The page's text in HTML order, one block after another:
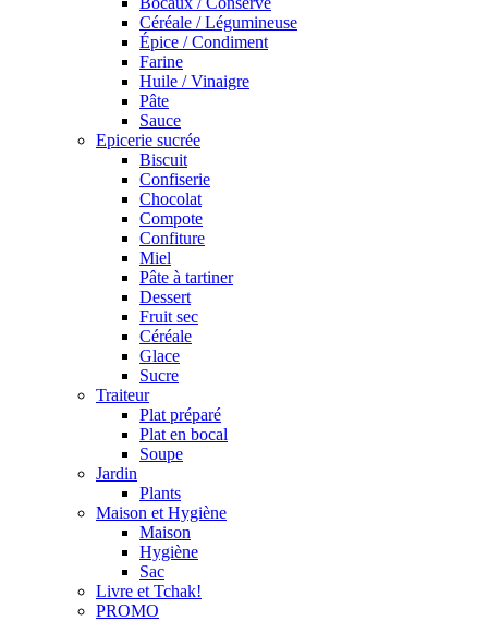
Céréale / Légumineuse
Épice / Condiment
Farine
Huile / Vinaigre
Pâte
Sauce
Epicerie sucrée
Biscuit
Confiserie
Chocolat
Compote
Confiture
Miel
Pâte à tartiner
Dessert
Fruit sec
Céréale
Glace
Sucre
Traiteur
Plat préparé
Plat en bocal
Soupe
Jardin
Plants
Maison et Hygiène
Maison
Hygiène
Sac
Livre et Tchak!
PROMO